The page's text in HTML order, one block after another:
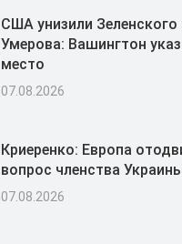
США унизили Зеленского
Умерова: Вашингтон
место
07.08.2026
Криеренко: Европа
вопрос членства
07.08.2026